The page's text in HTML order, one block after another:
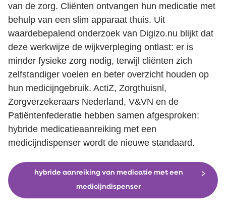
van de zorg. Cliënten ontvangen hun medicatie met
behulp van een slim apparaat thuis. Uit
waardebepalend onderzoek van Digizo.nu blijkt dat
deze werkwijze de wijkverpleging ontlast: er is
minder fysieke zorg nodig, terwijl cliënten zich
zelfstandiger voelen en beter overzicht houden op
hun medicijngebruik. ActiZ, Zorgthuisnl,
Zorgverzekeraars Nederland, V&VN en de
Patiëntenfederatie hebben samen afgesproken:
hybride medicatieaanreiking met een
medicijndispenser wordt de nieuwe standaard.
hybride aanreiking van medicatie met een
medicijndispenser